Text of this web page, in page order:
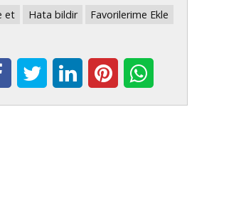
et Hata bildir Favorilerime Ekle